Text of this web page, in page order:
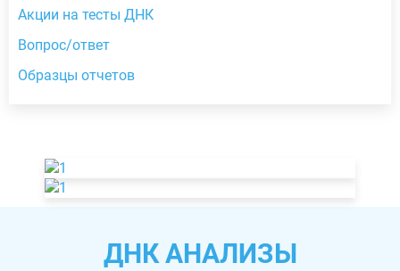
Акции на тесты ДНК
Вопрос/ответ
Образцы отчетов
ДНК АНАЛИЗЫ